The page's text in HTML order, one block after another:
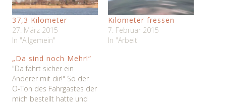
37,3 Kilometer
27. März 2015
In "Allgemein"
Kilometer fressen
7. Februar 2015
In "Arbeit"
„Da sind noch Mehr!“
"Da fährt sicher ein
Anderer mit dir!" So der
O-Ton des Fahrgastes der
mich bestellt hatte und